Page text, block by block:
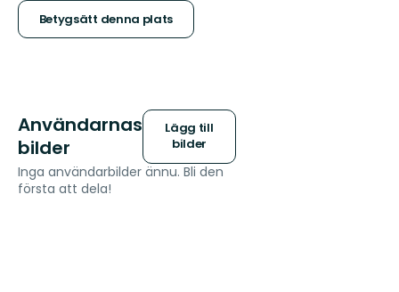
stjärnor
Betygsätt denna plats
Användarnas
bilder
Lägg till
bilder
Inga användarbilder ännu. Bli den
första att dela!